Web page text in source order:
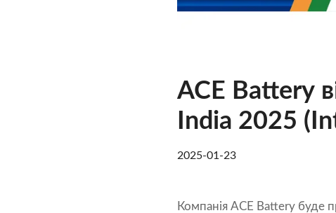
ACE Battery
India 2025
2025-01-23
Компанія ACE Battery буде